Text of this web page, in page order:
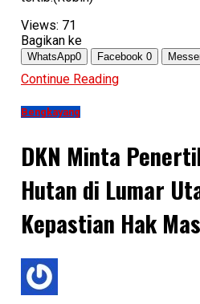
Views: 71
Bagikan ke
WhatsApp0 Facebook 0
Continue Reading
Bengkayang
DKN Minta
Hutan di Lumar
Kepastian Hak